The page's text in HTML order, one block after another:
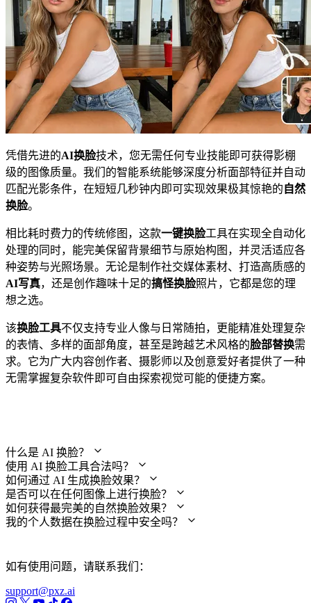
凭借先进的AI换脸技术，您无需任何专业技能即可获得影棚
级的图像质量。我们的智能系统能够深度分析面部特征并自动
匹配光影条件，在短短几秒钟内即可实现效果极其惊艳的 自然
换脸。
相比耗时费力的传统修图，这款一键换脸工具在实现全自动化
处理的同时，能完美保留背景细节与原始构图，并灵活适应各
种姿势与光照场景。无论是制作社交媒体素材、打造高质感的
AI写真，还是创作趣味十足的搞怪换脸照片，它都是您的理
想之选。
该换脸工具不仅支持专业人像与日常随拍，更能精准处理复杂
的表情、多样的面部角度，甚至是跨越艺术风格的脸部替换需
求。它为广大内容创作者、摄影师以及创意爱好者提供了一种
无需掌握复杂软件即可自由探索视觉可能的便捷方案。
什么是 AI 换脸？
使用 AI 换脸工具合法吗？
如何通过 AI 生成换脸效果？
是否可以在任何图像上进行换脸？
如何获得最完美的自然换脸效果？
我的个人数据在换脸过程中安全吗？
如有使用问题，请联系我们：
support@pxz.ai